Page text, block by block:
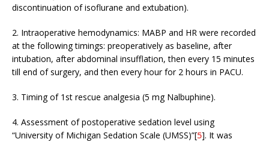
discontinuation of isoflurane and extubation).
2. Intraoperative hemodynamics: MABP and HR were recorded
at the following timings: preoperatively as baseline, after
intubation, after abdominal insufflation, then every 15 minutes
till end of surgery, and then every hour for 2 hours in PACU.
3. Timing of 1st rescue analgesia (5 mg Nalbuphine).
4. Assessment of postoperative sedation level using
“University of Michigan Sedation Scale (UMSS)”[5]. It was